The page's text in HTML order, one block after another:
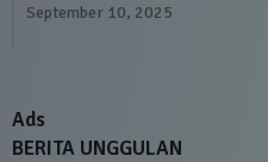
September 10, 2025
Ads
BERITA UNGGULAN